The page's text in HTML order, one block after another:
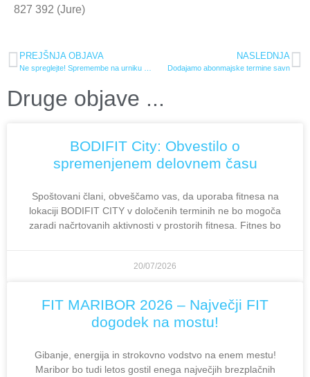
827 392 (Jure)
PREJŠNJA OBJAVA NASLEDNJA
Dodajamo abonmajske termine savn
Druge objave ...
BODIFIT City: Obvestilo o
spremenjenem delovnem času
Spoštovani člani, obveščamo vas, da uporaba fitnesa na
lokaciji BODIFIT CITY v določenih terminih ne bo mogoča
zaradi načrtovanih aktivnosti v prostorih fitnesa. Fitnes bo
20/07/2026
FIT MARIBOR 2026 – Največji FIT
dogodek na mostu!
Gibanje, energija in strokovno vodstvo na enem mestu!
Maribor bo tudi letos gostil enega največjih brezplačnih